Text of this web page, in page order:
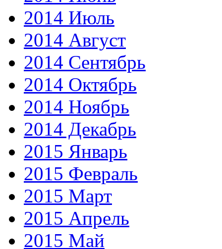
2014 Июль
2014 Август
2014 Сентябрь
2014 Октябрь
2014 Ноябрь
2014 Декабрь
2015 Январь
2015 Февраль
2015 Март
2015 Апрель
2015 Май